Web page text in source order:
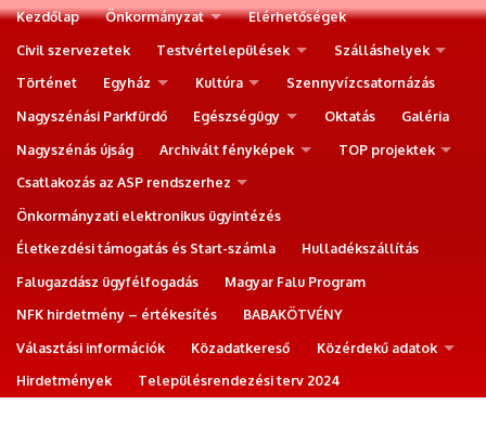
Kezdőlap Önkormányzat
Elérhetőségek
Civil szervezetek
Testvértelepülések
Szálláshelyek
Történet
Egyház Kultúra
Szennyvízcsatornázás
Nagyszénási Parkfürdő
Egészségügy Oktatás
Galéria
Nagyszénás újság
Archivált fényképek
TOP projektek
Csatlakozás az ASP rendszerhez
Önkormányzati elektronikus ügyintézés
Életkezdési támogatás és Start-számla
Hulladékszállítás
Falugazdász ügyfélfogadás
Magyar Falu Program
NFK hirdetmény – értékesítés
BABAKÖTVÉNY
Választási információk
Közadatkereső
Közérdekű adatok
Hirdetmények
Településrendezési terv 2024